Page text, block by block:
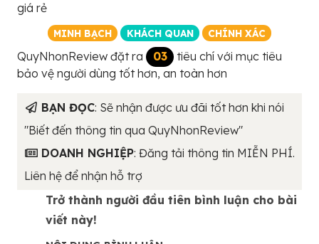
giá rẻ
MINH BẠCH KHÁCH QUAN CHÍNH XÁC
QuyNhonReview đặt ra 03
tiêu chí với mục tiêu
bảo vệ người dùng tốt hơn, an toàn hơn
BẠN ĐỌC: Sẽ nhận được ưu đãi tốt hơn khi nói
"Biết đến thông tin qua QuyNhonReview"
DOANH NGHIỆP: Đăng tải thông tin MIỄN PHÍ.
Liên hệ để nhận hỗ trợ
Trở thành người đầu tiên bình luận cho bài
viết này!